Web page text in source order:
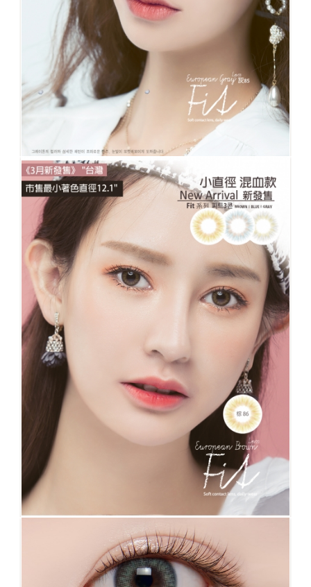
No.85 FIT 灰 台灣市售最小著色12.1mm 自然迷
人的微混血灰 著色直徑只有12.1mm 完全除去黑
框 配戴後就像您的原生虹膜色
No.86 FIT棕 完全除去黑框 自然迷人的微混血 著
色直徑只有12.1mm 完全除去黑框 配戴後就像您
的原生虹膜色